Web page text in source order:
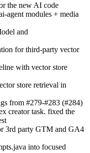
the new AI code
agent modules + media
and
for third-party vector
with vector store
store retrieval in
from #279-#283 (#284)
creator task. fixed the
3rd party GTM and GA4
into focused